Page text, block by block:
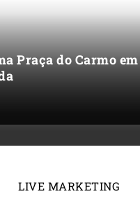
Praça do Carmo
LIVE MARKETING